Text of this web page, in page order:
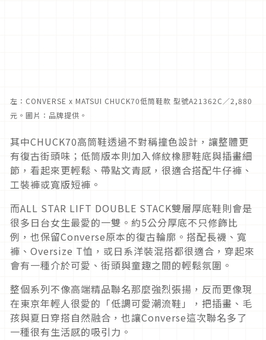
左：CONVERSE x MATSUI CHUCK70低筒鞋款 型號A21362C／2,880
元。圖片：品牌提供。
其中CHUCK70高筒鞋透過不對稱撞色設計，讓整體更
有復古街頭味；低筒版本則加入條紋橡膠鞋底與插畫細
節，看起來更輕鬆、帶點文青感，很適合搭配牛仔褲、
工裝褲或寬版短褲。
而ALL STAR LIFT DOUBLE STACK雙層厚底鞋則會是
很多日台女生最愛的一雙。約5公分厚底不只修飾比
例，也保留Converse原本的復古輪廓。搭配長襪、寬
褲、Oversize T恤，或日系洋裝混搭都很適合，穿起來
會有一種介於可愛、街頭與童趣之間的輕鬆氛圍。
整個系列不像高端精品聯名那麼強烈張揚，反而更像現
在東京年輕人很愛的「低調可愛潮流鞋」，把插畫、毛
孩與夏日穿搭自然融合，也讓Converse這次聯名多了
一種很有生活感的吸引力。